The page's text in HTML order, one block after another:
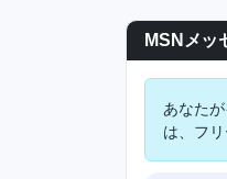
MSNメッ
あなた
は、フ